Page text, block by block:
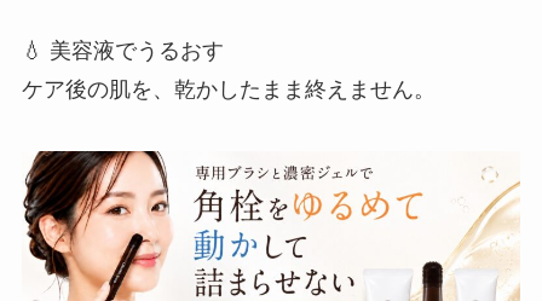
💧 美容液でうるおす
ケア後の肌を、乾かしたまま終えません。